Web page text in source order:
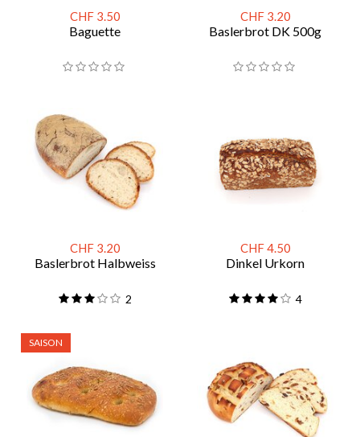
CHF 3.50
Baguette
CHF 3.20
Baslerbrot DK 500g
CHF 3.20
Baslerbrot Halbweiss
2
CHF 4.50
Dinkel Urkorn
4
SAISON